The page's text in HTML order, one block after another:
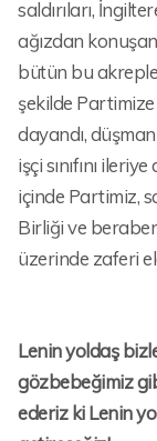
saldırıları,
ağızdan
bütün bu
şekilde
dayandı,
işçi sınıfını
içinde Partimiz,
Birliği ve
üzerinde zaferi
Lenin yoldaş
gözbebeğimiz
ederiz ki Lenin